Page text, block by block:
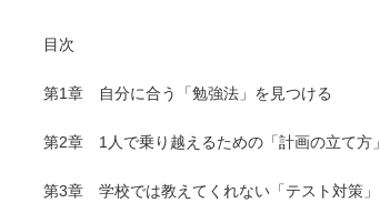
目次
第1章 自分に合う「勉強法」を見つける
第2章 1人で乗り越えるための「計画の立て方」
第3章 学校では教えてくれない「テスト対策」